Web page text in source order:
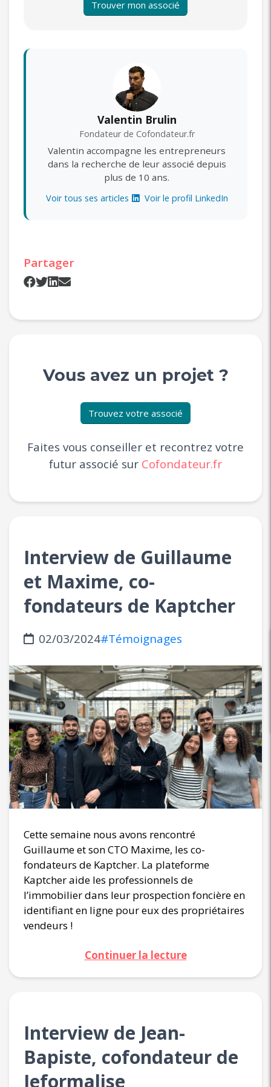
Trouver mon associé
Valentin Brulin
Fondateur de Cofondateur.fr
Valentin accompagne les entrepreneurs
dans la recherche de leur associé depuis
plus de 10 ans.
Voir tous ses articles Voir le profil LinkedIn
Partager
Vous avez un projet ?
Trouvez votre associé
Faites vous conseiller et recontrez votre
futur associé sur Cofondateur.fr
Interview de Guillaume
et Maxime, co-
fondateurs de Kaptcher
02/03/2024#Témoignages
Cette semaine nous avons rencontré
Guillaume et son CTO Maxime, les co-
fondateurs de Kaptcher. La plateforme
Kaptcher aide les professionnels de
l’immobilier dans leur prospection foncière en
identifiant en ligne pour eux des propriétaires
vendeurs !
Continuer la lecture
Interview de Jean-
Bapiste, cofondateur de
Jeformalise